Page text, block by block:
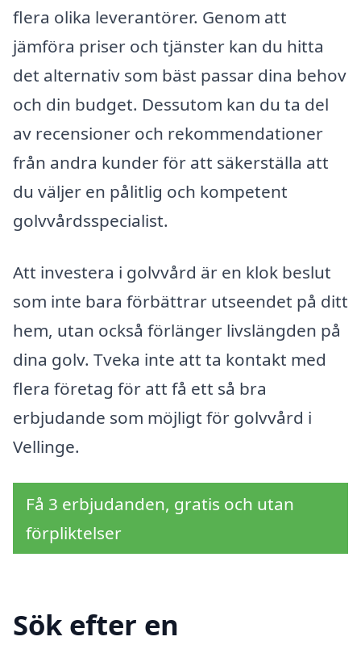
flera olika leverantörer. Genom att
jämföra priser och tjänster kan du hitta
det alternativ som bäst passar dina behov
och din budget. Dessutom kan du ta del
av recensioner och rekommendationer
från andra kunder för att säkerställa att
du väljer en pålitlig och kompetent
golvvårdsspecialist.
Att investera i golvvård är en klok beslut
som inte bara förbättrar utseendet på ditt
hem, utan också förlänger livslängden på
dina golv. Tveka inte att ta kontakt med
flera företag för att få ett så bra
erbjudande som möjligt för golvvård i
Vellinge.
Få 3 erbjudanden, gratis och utan
förpliktelser
Sök efter en